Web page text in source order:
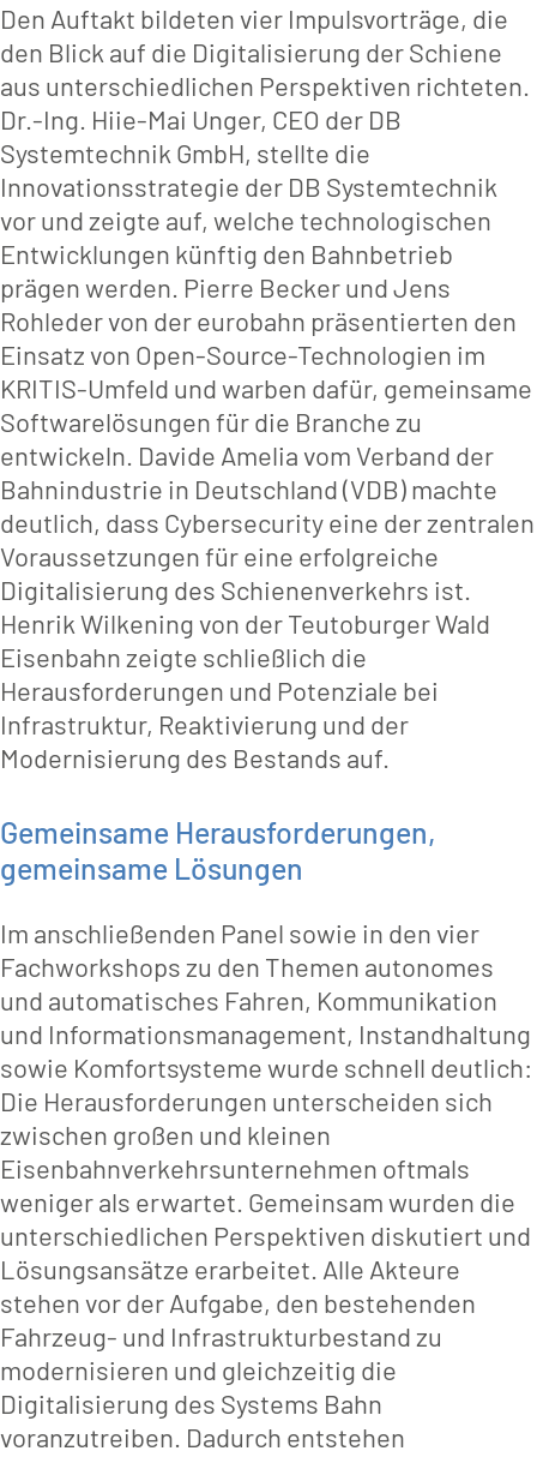
Den Auftakt bildeten vier Impulsvorträge, die
den Blick auf die Digitalisierung der Schiene
aus unterschiedlichen Perspektiven richteten.
Dr.-Ing. Hiie-Mai Unger, CEO der DB
Systemtechnik GmbH, stellte die
Innovationsstrategie der DB Systemtechnik
vor und zeigte auf, welche technologischen
Entwicklungen künftig den Bahnbetrieb
prägen werden. Pierre Becker und Jens
Rohleder von der eurobahn präsentierten den
Einsatz von Open-Source-Technologien im
KRITIS-Umfeld und warben dafür, gemeinsame
Softwarelösungen für die Branche zu
entwickeln. Davide Amelia vom Verband der
Bahnindustrie in Deutschland (VDB) machte
deutlich, dass Cybersecurity eine der zentralen
Voraussetzungen für eine erfolgreiche
Digitalisierung des Schienenverkehrs ist.
Henrik Wilkening von der Teutoburger Wald
Eisenbahn zeigte schließlich die
Herausforderungen und Potenziale bei
Infrastruktur, Reaktivierung und der
Modernisierung des Bestands auf.
Gemeinsame Herausforderungen,
gemeinsame Lösungen
Im anschließenden Panel sowie in den vier
Fachworkshops zu den Themen autonomes
und automatisches Fahren, Kommunikation
und Informationsmanagement, Instandhaltung
sowie Komfortsysteme wurde schnell deutlich:
Die Herausforderungen unterscheiden sich
zwischen großen und kleinen
Eisenbahnverkehrsunternehmen oftmals
weniger als erwartet. Gemeinsam wurden die
unterschiedlichen Perspektiven diskutiert und
Lösungsansätze erarbeitet. Alle Akteure
stehen vor der Aufgabe, den bestehenden
Fahrzeug- und Infrastrukturbestand zu
modernisieren und gleichzeitig die
Digitalisierung des Systems Bahn
voranzutreiben. Dadurch entstehen